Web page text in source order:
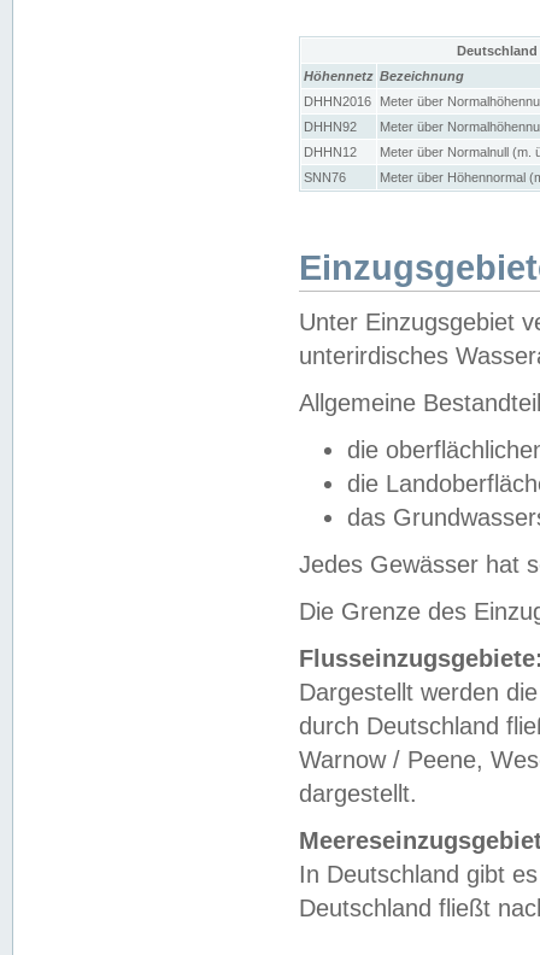
Höhennetz Bezeichnung
DHHN2016
Meter über
DHHN92
Meter über
DHHN12
Meter über Normalnull (m.
SNN76
Meter über Höhennormal
Unter Einzugsgebiet
unterirdisches
Allgemeine
die
die
das
Jedes Gewässer hat
Die Grenze des
Dargestellt werden
durch Deutschland
Warnow / Peene,
dargestellt.
In Deutschland gibt
Deutschland fließt